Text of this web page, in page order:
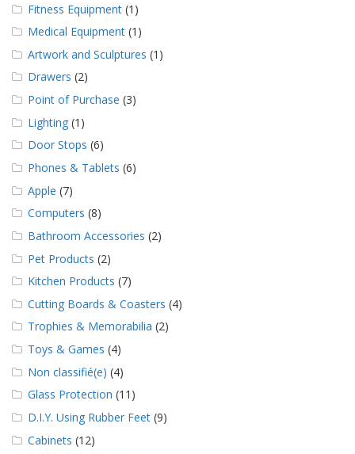
z
a
e
c
n
o
s
Fitness Equipment (1)
Medical Equipment (1)
Artwork and Sculptures (1)
Drawers (2)
Point of Purchase (3)
Lighting (1)
Door Stops (6)
Phones & Tablets (6)
Apple (7)
Computers (8)
Bathroom Accessories (2)
Pet Products (2)
Kitchen Products (7)
Cutting Boards & Coasters (4)
Trophies & Memorabilia (2)
Toys & Games (4)
Non classifié(e) (4)
Glass Protection (11)
D.I.Y. Using Rubber Feet (9)
Cabinets (12)